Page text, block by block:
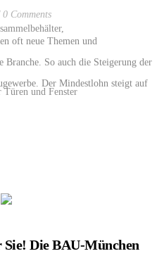
0 Comments
oft neue Themen und
So auch die Steigerung der
Der Mindestlohn steigt auf
Die BAU-München